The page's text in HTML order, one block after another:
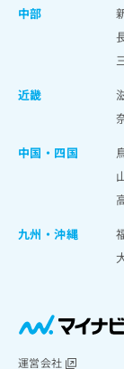
中部
近畿
中国・四国
九州・沖縄
運営会社